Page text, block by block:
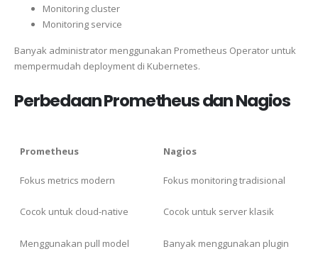
Monitoring cluster
Monitoring service
Banyak administrator menggunakan Prometheus Operator untuk
mempermudah deployment di Kubernetes.
Perbedaan Prometheus dan Nagios
Prometheus Nagios
Fokus metrics modern Fokus monitoring tradisional
Cocok untuk cloud-native Cocok untuk server klasik
Menggunakan pull model Banyak menggunakan plugin